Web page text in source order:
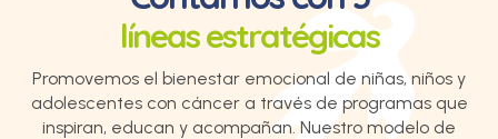
líneas estratégicas
Promovemos el bienestar emocional de niñas, niños y
adolescentes con cáncer a través de programas que
inspiran, educan y acompañan. Nuestro modelo de